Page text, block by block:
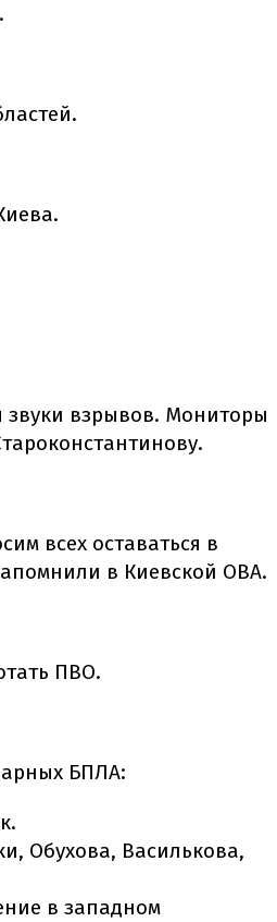
взрывов. Мониторы
всех оставаться в
в Киевской ОВА.
ПВО.
БПЛА:
Обухова, Василькова,
в западном